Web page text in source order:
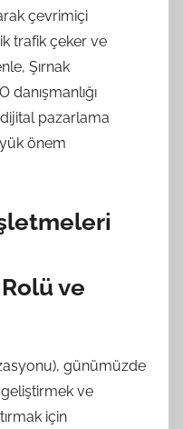
çevrimiçi
trafik çeker ve
Şırnak
pazarlama
önem
Rolü ve
günümüzde
geliştirmek ve
için